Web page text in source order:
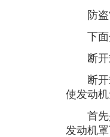
防盗
下面介
断开
断开式
使发动机
首先是
发动机